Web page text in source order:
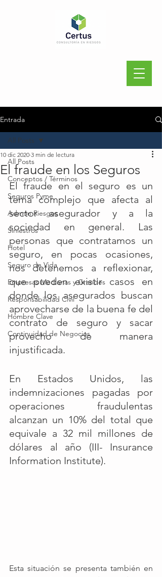
Entrada
All Posts
Conceptos / Términos
Seguros Pyme
Admón Riesgos
Siniestros
Hotel
Seguro de Vida
Empresas Medianas y Grandes
Responsabilidad Civil
Hombre Clave
Continuidad de Negocios
All Posts
El fraude en los Seguros
10 dic 2020 3 min de lectura
El fraude en el seguro es un
tema complejo que afecta al
sector asegurador y a la
sociedad en general. Las
personas que contratamos un
seguro, en pocas ocasiones,
nos detenemos a reflexionar,
que pueden existir casos en
donde los asegurados buscan
aprovecharse de la buena fe del
contrato de seguro y sacar
provecho de manera
injustificada.
En Estados Unidos, las
indemnizaciones pagadas por
operaciones fraudulentas
alcanzan un 10% del total que
equivale a 32 mil millones de
dólares al año (III- Insurance
Information Institute).
Esta situación se presenta también en